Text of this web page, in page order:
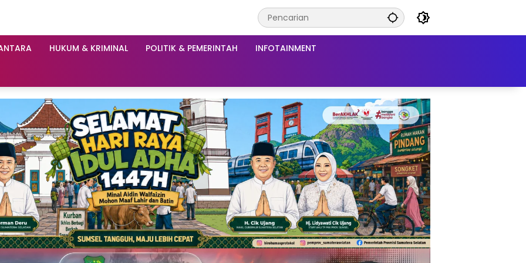
HUKUM & KRIMINAL POLITIK & PEMERINTAH INFOTAINMENT